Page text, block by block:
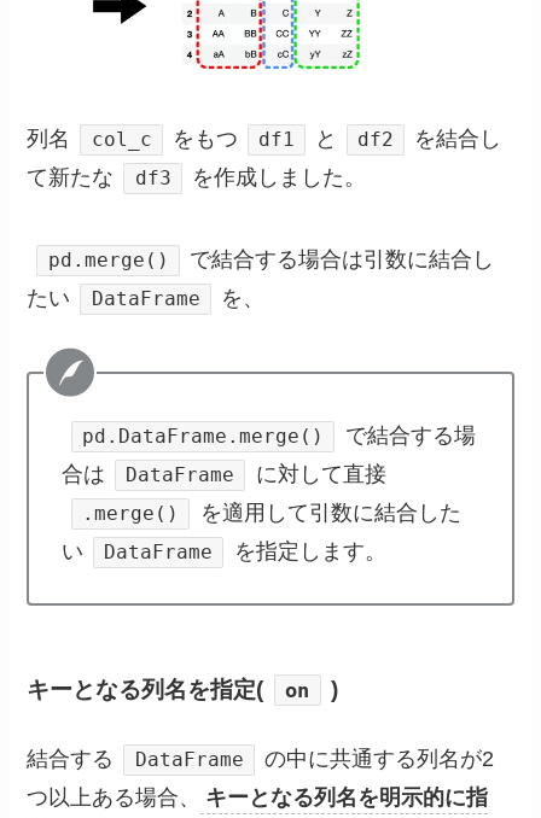
列名 col_c をもつ df1 と df2
を結合し
て新たな
df3 を作成しました。
pd.merge()
で結合する場合は引数に結合し
たい
DataFrame を、
pd.DataFrame.merge()
で結合する場
合は
DataFrame に対して直接
.merge()
を適用して引数に結合した
い
DataFrame を指定します。
キーとなる列名を指定( on )
結合する DataFrame
の中に共通する列名が2
つ以上ある場合、
キーとなる列名を明示的に指